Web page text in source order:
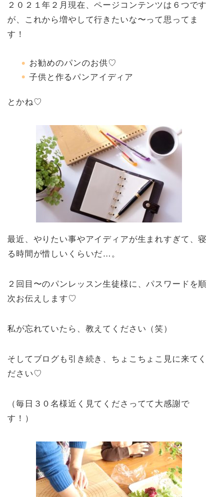
２０２１年２月現在、ページコンテンツは６つです
が、これから増やして行きたいな〜って思ってま
す！
お勧めのパンのお供♡
子供と作るパンアイディア
とかね♡
最近、やりたい事やアイディアが生まれすぎて、寝
る時間が惜しいくらいだ…。
２回目〜のパンレッスン生徒様に、パスワードを順
次お伝えします♡
私が忘れていたら、教えてください（笑）
そしてブログも引き続き、ちょこちょこ見に来てく
ださい♡
（毎日３０名様近く見てくださってて大感謝で
す！）